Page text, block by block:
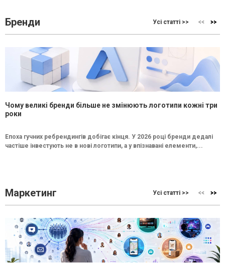
Бренди Усі статті >>
Чому великі бренди більше не змінюють логотипи кожні три
роки
Епоха гучних ребрендингів добігає кінця. У 2026 році бренди дедалі
частіше інвестують не в нові логотипи, а у впізнавані елементи,...
Маркетинг Усі статті >>